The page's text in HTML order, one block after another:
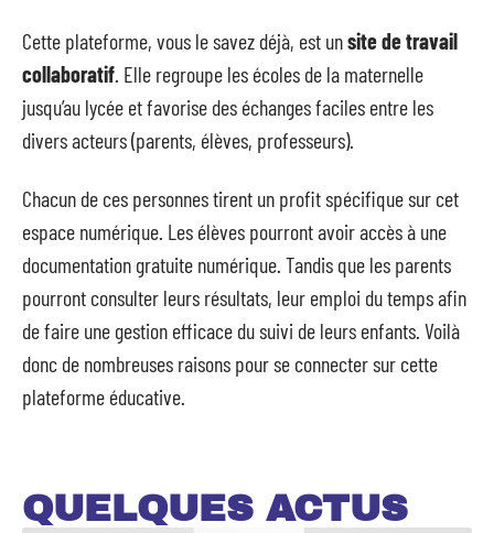
Cette plateforme, vous le savez déjà, est unsite de travail
collaboratif. Elle regroupe les écoles de la maternelle
jusqu’au lycée et favorise des échanges faciles entre les
divers acteurs (parents, élèves, professeurs).
Chacun de ces personnes tirent un profit spécifique sur cet
espace numérique. Les élèves pourront avoir accès à une
documentation gratuite numérique. Tandis que les parents
pourront consulter leurs résultats, leur emploi du temps afin
de faire une gestion efficace du suivi de leurs enfants. Voilà
donc de nombreuses raisons pour se connecter sur cette
plateforme éducative.
QUELQUES ACTUS